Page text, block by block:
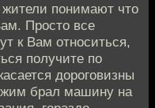
понимают что
Просто все
к Вам относиться,
получите по
дороговизны
брал машину на